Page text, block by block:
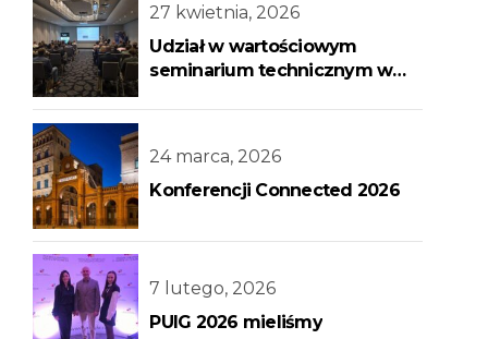
27 kwietnia, 2026
Udział w wartościowym
seminarium technicznym w
24 marca, 2026
Konferencji Connected 2026
7 lutego, 2026
PUIG 2026 mieliśmy